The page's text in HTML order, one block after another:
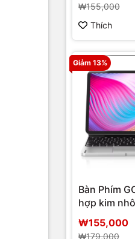
₩155,000
Thích
Giảm 13%
Bàn Phím
hợp kim
₩155,000
₩179,000